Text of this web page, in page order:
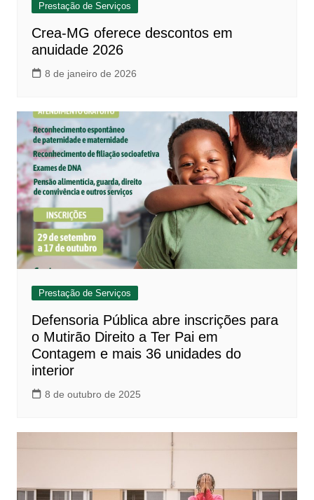
Prestação de Serviços
Crea-MG oferece descontos em
anuidade 2026
8 de janeiro de 2026
Prestação de Serviços
Defensoria Pública abre inscrições para
o Mutirão Direito a Ter Pai em
Contagem e mais 36 unidades do
interior
8 de outubro de 2025